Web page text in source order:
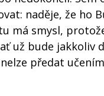
naděje, že ho
má smysl,
už bude jakkoliv
předat